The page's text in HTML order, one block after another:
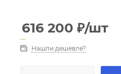
616 200 ₽/шт
Нашли дешевле?